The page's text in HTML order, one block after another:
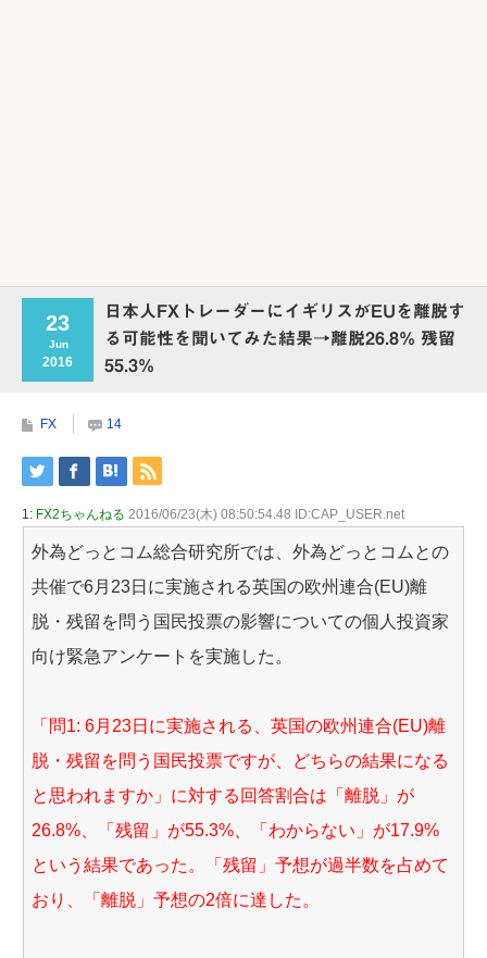
23
Jun
2016
日本人FXトレーダーにイギリスがEUを離脱す
る可能性を聞いてみた結果→離脱26.8% 残留
55.3%
FX 14
1: FX2ちゃんねる 2016/06/23(木) 08:50:54.48 ID:CAP_USER.net
外為どっとコム総合研究所では、外為どっとコムとの
共催で6月23日に実施される英国の欧州連合(EU)離
脱・残留を問う国民投票の影響についての個人投資家
向け緊急アンケートを実施した。
「問1: 6月23日に実施される、英国の欧州連合(EU)離
脱・残留を問う国民投票ですが、どちらの結果になる
と思われますか」に対する回答割合は「離脱」が
26.8%、「残留」が55.3%、「わからない」が17.9%
という結果であった。「残留」予想が過半数を占めて
おり、「離脱」予想の2倍に達した。